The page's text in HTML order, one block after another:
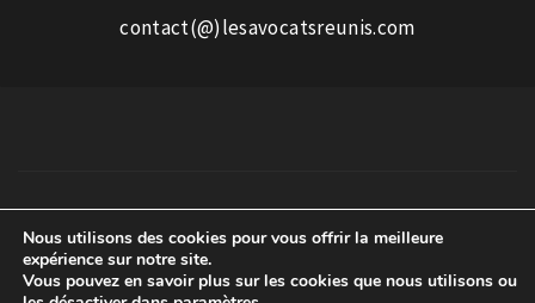
contact(@)lesavocatsreunis.com
© 2026 Les Avocats Réunis.
Mentions légales
A propos des cookies Avertissement RGPD
Nous utilisons des cookies pour vous offrir la meilleure
expérience sur notre site.
Vous pouvez en savoir plus sur les cookies que nous utilisons ou